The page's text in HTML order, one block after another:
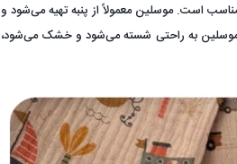
است. موسلین معمولاً از پنبه تهیه می‌شود و
موسلین به راحتی شسته می‌شود و خشک می‌شود،